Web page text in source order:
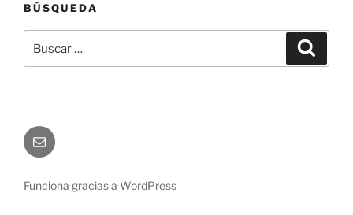
BÚSQUEDA
por:
Correo
electrónico
Funciona gracias a WordPress